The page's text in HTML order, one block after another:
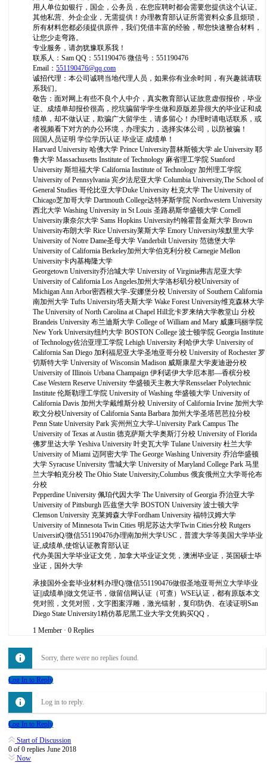
用人单位如银行，国企，公务员，在您应聘时都会需要您提供这个认证。
其他私营、外企企业，无需提供！办理教育部认证所需资料众多且烦琐，
所有材料您都必须提供原件，我们凭借丰富的经验，帮您快速整合材料，
让您少走弯路。
专业服务，请勿犹豫联系我！
联系人：Sam QQ：551190476 微信号：551190476
Email：551190476@qq.com
诚招代理：本公司诚聘当地代理人员，如果你有业余时间，有兴趣就请联
系我们。
敬告：面对网上有些不良个人中介，真实教育部认证故意虚假报价，毕业
证、成绩单却报价很高，挖坑骗留学学生做和原版差异很大的毕业证和成
绩单，却不做认证，欺骗广大留学生，请多留心！办理时请电话联系，或
者视频看下对方的办公环境，办理实力，选择实体公司，以防被骗！
回国人员证明 学位学历认证 毕业证 成绩单！
Harvard University 哈佛大学 Prince University普林斯顿大学 ale University 耶
鲁大学 Massachusetts Institute of Technology 麻省理工学院 Stanford
University 斯坦福大学 California Institute of Technology 加州理工学院
University of Pennsylvania 宾夕法尼亚大学 Columbia University,The School of
General Studies 哥伦比亚大学Duke University 杜克大学 The University of
Chicago芝加哥大学 Dartmouth College达特茅斯学院 Northwestern University
西北大学 Washing University in St Louis 圣路易斯华盛顿大学 Cornell
University康奈尔大学 Sams Hopkins University约翰霍普金斯大学 Brown
University布朗大学 Rice University莱斯大学 Emory University埃默里大学
University of Notre Dame圣母大学 Vanderbilt University 范德堡大学
University of California Berkeley加州大学伯克利分校 Carnegie Mellon
University卡内基梅隆大学
Georgetown University乔治城大学 University of Virginia弗吉尼亚大学
University of California Los Angeles加州大学洛杉矶分校University of
Michigan Ann Arbor密西根大学-安娜堡分校 University of Southern California
南加州大学 Tufts University塔夫斯大学 Wake Forest University维克森林大学
The University of North Carolina at Chapel Hill北卡罗来纳大学教堂山 分校
Brandeis University 布兰迪斯大学 College of William and Mary 威廉玛丽学院
New York University纽约大学 BOSTON College 波士顿学院 Georgia Institute
of Technology佐治亚理工学院 Lehigh University 利哈伊大学 University of
California San Diego 加利福尼亚大学圣地亚哥分校 University of Rochester 罗
切斯特大学 University of Wisconsin Madison 威斯康星大学麦迪逊分校
University of Illinois Urbana Champaign 伊利诺伊大学厄本那—香槟分校
Case Western Reserve University 华盛顿天主教大学Rensselaer Polytechnic
Institute 伦斯勒理工学院 University of Washing 华盛顿大学 University of
California Davis 加州大学戴维斯分校 University of California Irvine 加州大学
欧文分校University of California Santa Barbara 加州大学圣塔芭芭拉分校
Penn State University Park 宾州州立大学-University Park Campus The
University of Texas at Austin 德克萨斯大学奥斯汀分校 University of Florida
佛罗里达大学 Yeshiva University 叶史瓦大学 Tulane University 杜兰大学
University of Miami 迈阿密大学 The George Washing University 乔治华盛顿
大学 Syracuse University 雪城大学 University of Maryland College Park 马里
兰大学帕克分校 The Ohio State University,Columbus 俄亥俄州立大学哥伦布
分校
Pepperdine University 佩珀代因大学 The University of Georgia 乔治亚大学
University of Pittsburgh 匹兹堡大学 BOSTON University 波士顿大学
Clemson University 克莱姆森大学Fordham University 福特汉姆大学
University of Minnesota Twin Cities 明尼苏达大学Twin Cities分校 Rutgers
UniversitQ/微信551190476办理南加州大学USC，普渡大学等美国大学毕业
证,成绩单,使馆认证教育部认证
代办美国大学毕业证文凭，加拿大毕业证文凭，澳洲毕业证，英国硕士毕
业证，国外大学
承接国外全套毕业材料办理Q/微信551190476做假圣地亚哥州立大学毕业
证||成绩单||做文凭证书，做留信网认证（可查）WSE认证，都有原版本文
凭对照，文凭对照，文字图案浮雕，激光镭射，复印防伪、在读证明San
Diego State University1精仿慕尼黑工业大学文凭购买QQ，
1 Member · 0 Replies
Sorry, there were no replies found.
Log In to Reply
Log in to reply.
Log In to Reply
Start of Discussion
0 of0 repliesJune 2018
Now